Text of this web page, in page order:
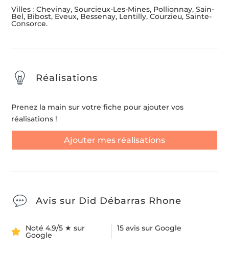
Villes :Chevinay, Sourcieux-Les-Mines, Pollionnay, Sain-
Bel, Bibost, Eveux, Bessenay, Lentilly, Courzieu, Sainte-
Consorce.
Réalisations
Prenez la main sur votre fiche pour ajouter vos
réalisations !
Ajouter mes réalisations
Avis sur Did Débarras Rhone
Noté 4.9/5 ★ sur
Google
15 avis sur Google